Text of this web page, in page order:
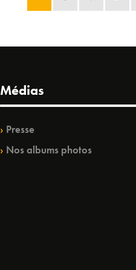
Médias
Presse
Nos albums photos